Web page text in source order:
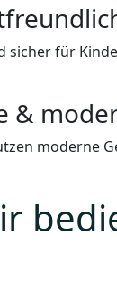
sicher für
&
moderne